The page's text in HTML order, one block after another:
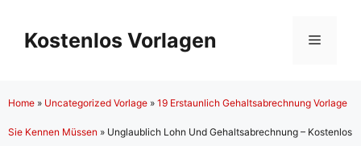
Inhalt
springen
Kostenlos Vorlagen Menü
Home » Uncategorized Vorlage » 19 Erstaunlich Gehaltsabrechnung Vorlage
Sie Kennen Müssen » Unglaublich Lohn Und Gehaltsabrechnung – Kostenlos